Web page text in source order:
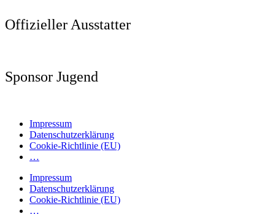
Offizieller Ausstatter
Sponsor Jugend
Impressum
Datenschutzerklärung
Cookie-Richtlinie (EU)
…
Impressum
Datenschutzerklärung
Cookie-Richtlinie (EU)
…